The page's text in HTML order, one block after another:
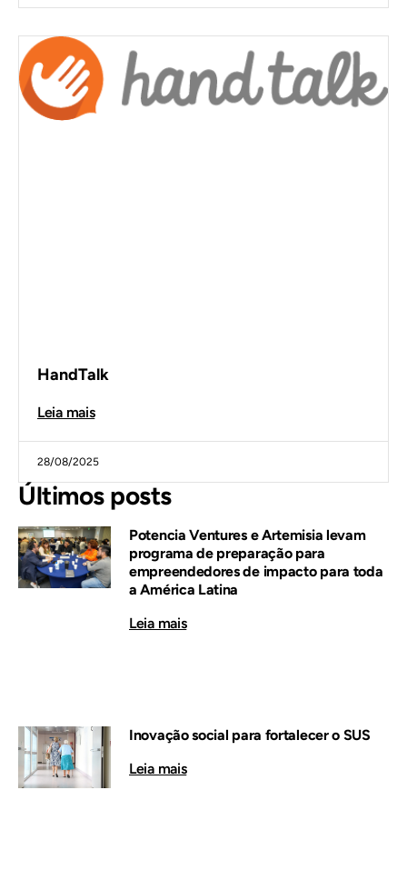
HandTalk
Leia mais
28/08/2025
Últimos posts
Potencia Ventures e Artemisia levam
programa de preparação para
empreendedores de impacto para toda
a América Latina
Leia mais
Inovação social para fortalecer o SUS
Leia mais